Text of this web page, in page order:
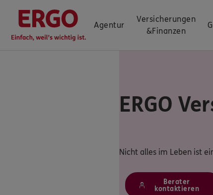
Agentur
Versicherungen
&Finanzen
ERGO
Nicht alles im Leben ist
Berater
kontaktieren